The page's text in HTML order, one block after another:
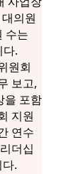
의원
수는
다.
원회
보고,
을 포함
지원
연수
더십
.